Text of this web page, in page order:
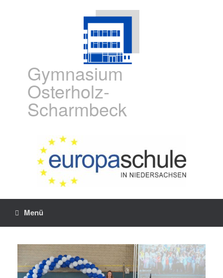
Gymnasium
Osterholz-
Scharmbeck
Menü